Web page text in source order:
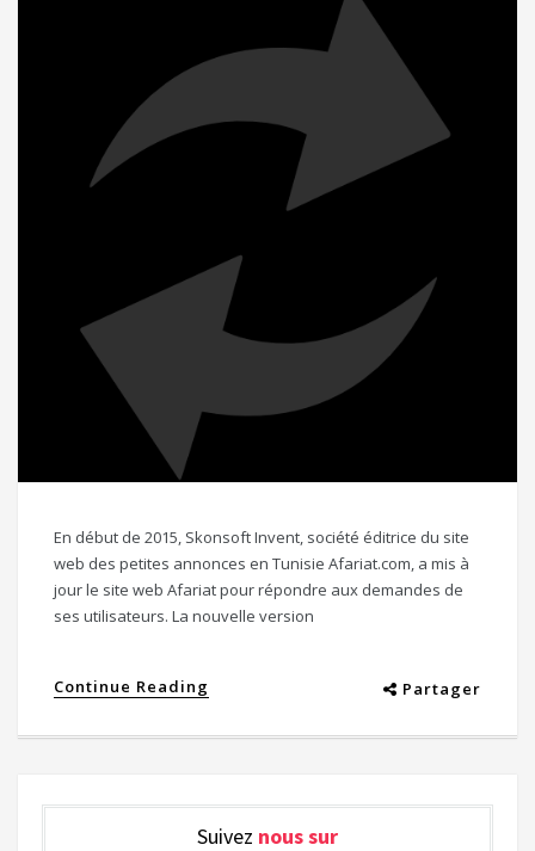
En début de 2015, Skonsoft Invent, société éditrice du site
web des petites annonces en Tunisie Afariat.com, a mis à
jour le site web Afariat pour répondre aux demandes de
ses utilisateurs. La nouvelle version
Continue Reading Partager
Suivez nous sur